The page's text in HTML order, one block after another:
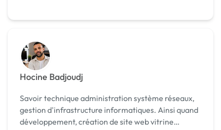
Hocine Badjoudj
Savoir technique administration système réseaux,
gestion d'infrastructure informatiques. Ainsi quand
développement, création de site web vitrine